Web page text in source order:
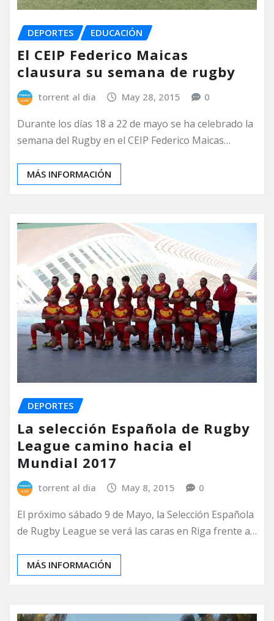
DEPORTES EDUCACIÓN
El CEIP Federico Maicas
clausura su semana de rugby
torrent al dia May 28, 2015 0
Durante los días 18 a 22 de mayo se ha celebrado la
semana del Rugby en el CEIP Federico Maicas…
MÁS INFORMACIÓN
DEPORTES
La selección Española de Rugby
League camino hacia el
Mundial 2017
torrent al dia May 8, 2015 0
El próximo sábado 9 de Mayo, la Selección Española
de Rugby League se verá las caras en Riga frente a…
MÁS INFORMACIÓN